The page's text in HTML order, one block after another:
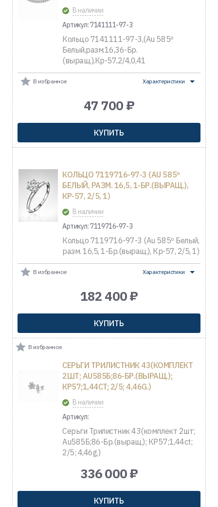
В наличии
Артикул: 7141111-97-3
Кольцо 7141111-97-3,(Au 585º
Белый,разм.16,36-Бр.
(выращ.),Кр-57,2/4,0,41
В избранное Характеристики
47 700 ₽
КУПИТЬ
КОЛЬЦО 7119716-97-3 (AU 585º
БЕЛЫЙ, РАЗМ. 16,5, 1-БР.(ВЫРАЩ.),
КР-57, 2/5, 1)
В наличии
Артикул: 7119716-97-3
Кольцо 7119716-97-3 (Au 585º Белый,
разм. 16,5, 1-Бр.(выращ.), Кр-57, 2/5, 1)
В избранное Характеристики
182 400 ₽
КУПИТЬ
СЕРЬГИ ТРИЛИСТНИК 43(КОМПЛЕКТ
2ШТ; AU585Б;86-БР.(ВЫРАЩ.);
КР57;1,44CT; 2/5; 4,46G.)
В наличии
Артикул:
Серьги Трилистник 43(комплект 2шт;
Au585Б;86-Бр.(выращ.); КР57;1,44ct;
2/5; 4,46g.)
В избранное
336 000 ₽
КУПИТЬ